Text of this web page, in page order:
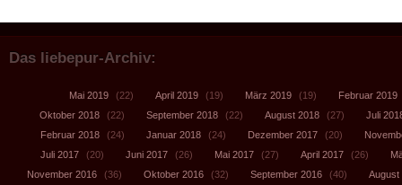
Das liebepur-Archiv:
Mai 2019 (22) April 2019 (19) März 2019 (19) Februar 2019
Oktober 2018
(22) September 2018 (22) August 2018 (27)
Juli
Februar 2018
(24) Januar 2018 (24) Dezember 2017 (20)
Juli 2017
(20) Juni 2017 (26) Mai 2017 (27) April 2017 (26)
November 2016
(36) Oktober 2016 (32) September 2016 (40)
August